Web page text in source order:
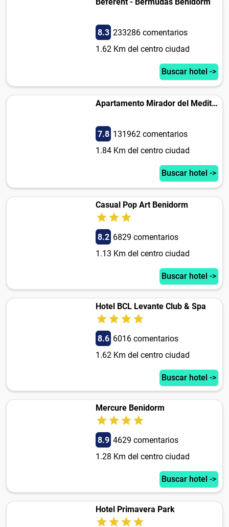
8.3 233286 comentarios
1.62 Km del centro ciudad
Buscar hotel ->
Apartamento Mirador del Mediterraneo 16A
7.8 131962 comentarios
1.84 Km del centro ciudad
Buscar hotel ->
Casual Pop Art Benidorm
8.2 6829 comentarios
1.13 Km del centro ciudad
Buscar hotel ->
Hotel BCL Levante Club & Spa
8.6 6016 comentarios
1.62 Km del centro ciudad
Buscar hotel ->
Mercure Benidorm
8.9 4629 comentarios
1.28 Km del centro ciudad
Buscar hotel ->
Hotel Primavera Park